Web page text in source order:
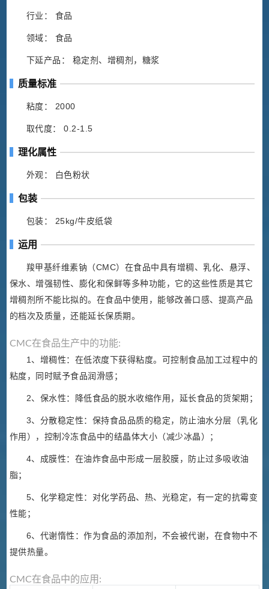
行业： 食品
领域： 食品
下延产品： 稳定剂、增稠剂，糖浆
质量标准
粘度： 2000
取代度： 0.2-1.5
理化属性
外观： 白色粉状
包装
包装： 25kg/牛皮纸袋
运用
羧甲基纤维素钠（CMC）在食品中具有增稠、乳化、悬浮、
保水、增强韧性、膨化和保鲜等多种功能，它的这些性质是其它
增稠剂所不能比拟的。在食品中使用，能够改善口感、提高产品
的档次及质量，还能延长保质期。
CMC在食品生产中的功能:
1、增稠性：在低浓度下获得粘度。可控制食品加工过程中的
粘度，同时赋予食品润滑感；
2、保水性：降低食品的脱水收缩作用，延长食品的货架期；
3、分散稳定性：保持食品品质的稳定，防止油水分层（乳化
作用），控制冷冻食品中的结晶体大小（减少冰晶）；
4、成膜性：在油炸食品中形成一层胶膜，防止过多吸收油
脂；
5、化学稳定性：对化学药品、热、光稳定，有一定的抗霉变
性能；
6、代谢惰性：作为食品的添加剂，不会被代谢，在食物中不
提供热量。
CMC在食品中的应用: